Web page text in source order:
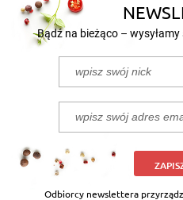
Bądź na bieżąco –
Odbiorcy newslettera